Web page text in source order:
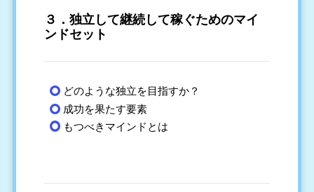
３．独立して継続して稼ぐためのマイ
ンドセット
どのような独立を目指すか？
成功を果たす要素
もつべきマインドとは